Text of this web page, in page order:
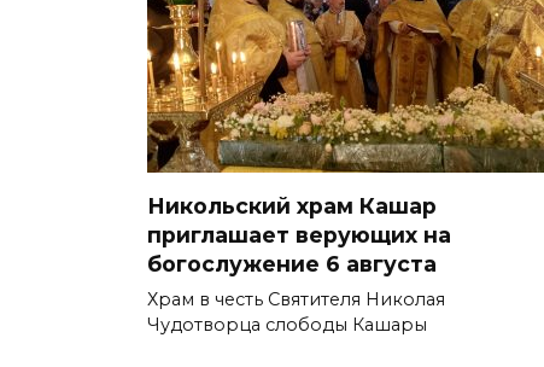
Никольский храм Кашар
приглашает верующих на
богослужение 6 августа
Храм в честь Святителя Николая
Чудотворца слободы Кашары